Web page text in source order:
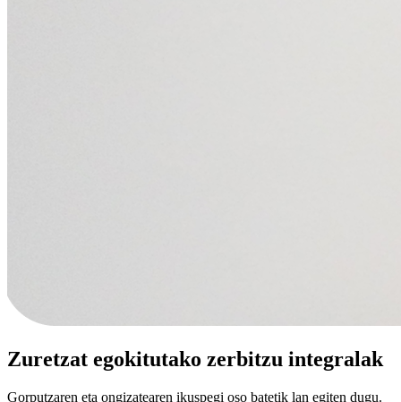
Zuretzat egokitutako zerbitzu integralak
Gorputzaren eta ongizatearen ikuspegi oso batetik lan egiten dugu.